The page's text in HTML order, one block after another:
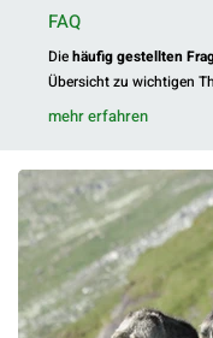
FAQ
Diehäufig gestellten
Übersicht zu wichtigen
mehr erfahren